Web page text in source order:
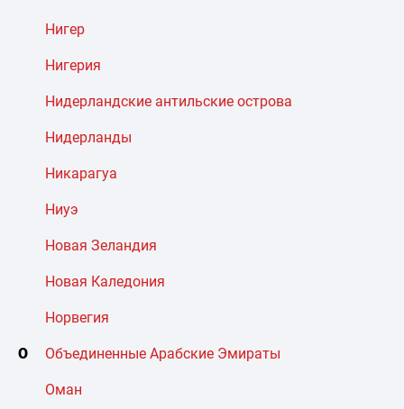
Нигер
Нигерия
Нидерландские антильские острова
Нидерланды
Никарагуа
Ниуэ
Новая Зеландия
Новая Каледония
Норвегия
О Объединенные Арабские Эмираты
Оман